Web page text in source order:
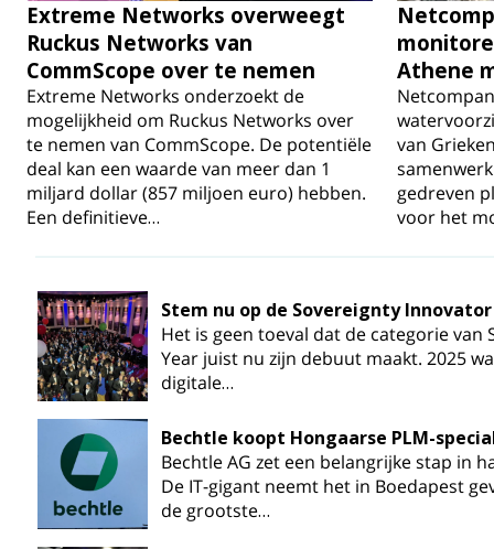
Extreme Networks overweegt
Ruckus Networks van
CommScope over te nemen
Extreme Networks onderzoekt de
mogelijkheid om Ruckus Networks over
te nemen van CommScope. De potentiële
deal kan een waarde van meer dan 1
miljard dollar (857 miljoen euro) hebben.
Een definitieve…
Athene
van
gedreven
voor het
Stem nu op de Sovereignty
Het is geen toeval dat de categorie
Year juist nu zijn debuut maakt. 2025
digitale…
Bechtle koopt Hongaarse PLM-
Bechtle AG zet een belangrijke stap in
De IT-gigant neemt het in Boedapest
de grootste…